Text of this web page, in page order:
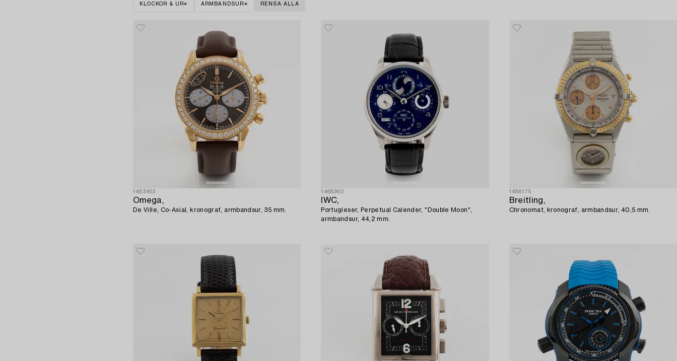
KLOCKOR & UR ARMBANDSUR RENSA ALLA
1483453
Omega,
De Ville, Co-Axial, kronograf, armbandsur, 35 mm.
1468360
IWC,
Portugieser, Perpetual Calender, "Double Moon",
armbandsur, 44,2 mm.
1486175
Breitling,
Chronomat, kronograf, armbandsur, 40,5 mm.